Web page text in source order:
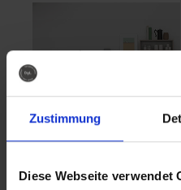
Zustimmung
Diese Webseite verwendet